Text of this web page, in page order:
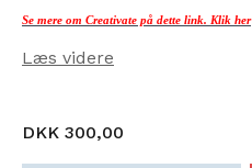
Se mere om Creativate på dette link. Klik her
Læs videre
DKK 300,00